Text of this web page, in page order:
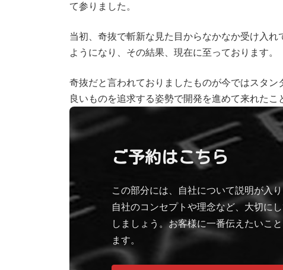
て参りました。
当初、奇抜で斬新な見た目からなかなか受け入
ようになり、その結果、現在に至っております。
奇抜だと言われておりましたものが今ではスタ
良いものを追求する姿勢で開発を進めて来れたこ
ご予約はこちら
この部分には、自社について説明が入り
自社のコンセプトや理念など、大切に
しましょう。お客様に一番伝えたいこ
ます。